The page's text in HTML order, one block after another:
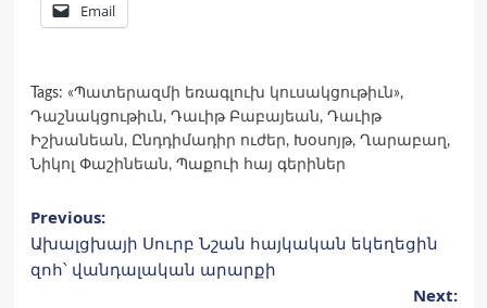
Email
Tags: «Պատերազմի եռագլուխ կուսակցութիւն»,
Դաշնակցութիւն, Դաւիթ Բաբայեան, Դաւիթ
Իշխանեան, Ընդդիմադիր ուժեր, Խօսոյթ, Ղարաբաղ,
Նիկոլ Փաշինեան, Պաքուի հայ գերիներ
Post
navigation
Previous:
Ախալցխայի Սուրբ Նշան հայկական եկեղեցին
զոհ՝ վանդալական արարքի
Next: